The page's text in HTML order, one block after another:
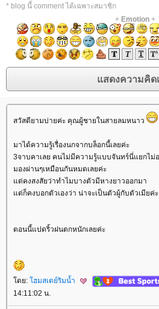
* blog นี้ comment ได้เฉพาะสมาชิก
+ Emotion+
สวัสดียามบ่ายค่ะ คุณผู้ชายในสายลมหนาว
มาได้ความรู้เรื่องนกจากบล็อกนี้เลยค่ะ
3จาบคาเลย คนไม่มีความรู้แบบจันทร์นี่แยกไม่
มองผ่านๆเหมือนกันหมดเลยค่ะ
ต่คงสงสัยว่าทำไมบางตัวมีหางยาวออกมา
ต่ก็คงบอกตัวเองว่า น่าจะเป็นตัวผู้กับตัวเมียค่
ตอนนี้แปดริ้วฝนตกหนักเลยค่ะ
ดย: ฮมสเตย์ริมน้ำ
14:11:02 น.